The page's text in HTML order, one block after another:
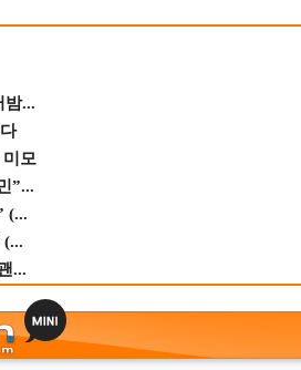
밤...
모
”...
(...
...